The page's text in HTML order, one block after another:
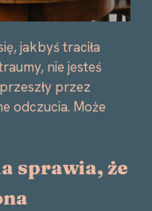
jakbyś traciła
nie jesteś
przez
odczucia. Może
sprawia, że